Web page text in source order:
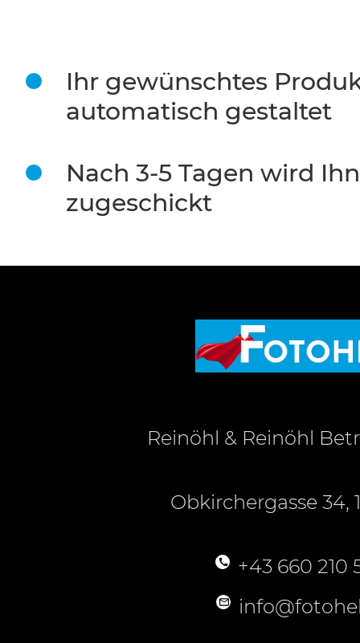
Ihr gewünschtes
automatisch gestaltet
Nach 3-5 Tagen wird
zugeschickt
Reinöhl & Reinöhl
Obkirchergasse 34,
+43 660 210